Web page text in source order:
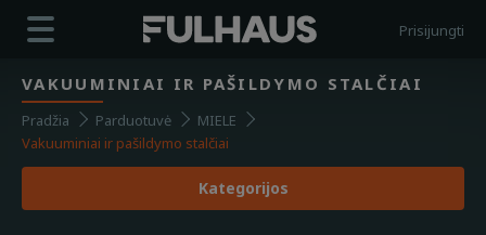
Prisijungti
VAKUUMINIAI IR PAŠILDYMO STALČIAI
Pradžia Parduotuvė
MIELE
Vakuuminiai ir pašildymo stalčiai
Kategorijos
+37068276000
Apie mus
Parduotuvė
Paslaugos